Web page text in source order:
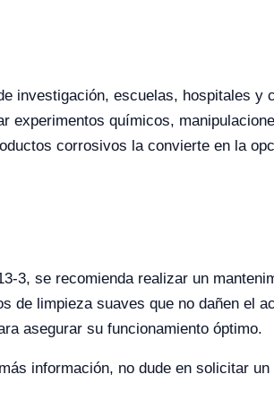
investigación, escuelas, hospitales y
experimentos químicos,
corrosivos la convierte en la
3, se recomienda realizar un
de limpieza suaves que no dañen el
asegurar su funcionamiento óptimo.
información, no dude en solicitar